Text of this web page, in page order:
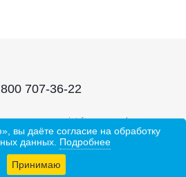
707-36-22
нас по слову ivtrf или ивтрф
вы даёте согласие на обработку
данных. Подробнее
Принимаю